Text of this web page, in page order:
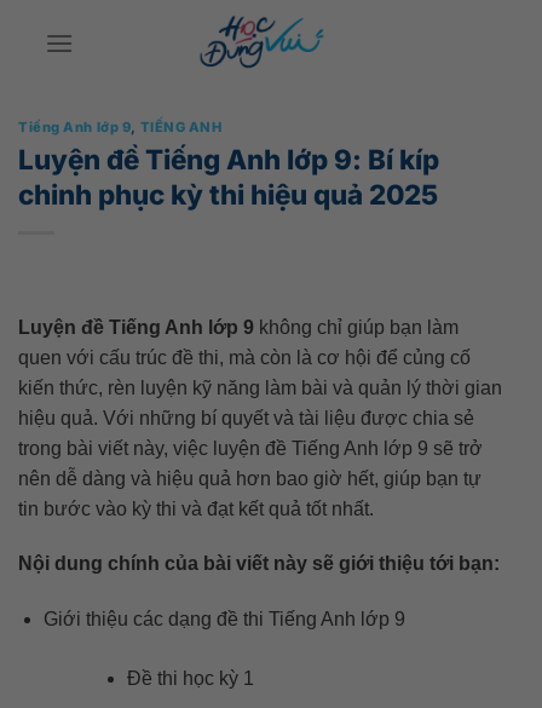
Tiếng Anh lớp 9, TIẾNG ANH
Luyện đề Tiếng Anh lớp 9: Bí kíp
chinh phục kỳ thi hiệu quả 2025
Luyện đề Tiếng Anh lớp 9 không chỉ giúp bạn làm
quen với cấu trúc đề thi, mà còn là cơ hội để củng cố
kiến thức, rèn luyện kỹ năng làm bài và quản lý thời gian
hiệu quả. Với những bí quyết và tài liệu được chia sẻ
trong bài viết này, việc luyện đề Tiếng Anh lớp 9 sẽ trở
nên dễ dàng và hiệu quả hơn bao giờ hết, giúp bạn tự
tin bước vào kỳ thi và đạt kết quả tốt nhất.
Nội dung chính của bài viết này sẽ giới thiệu tới bạn:
Giới thiệu các dạng đề thi Tiếng Anh lớp 9
Đề thi học kỳ 1